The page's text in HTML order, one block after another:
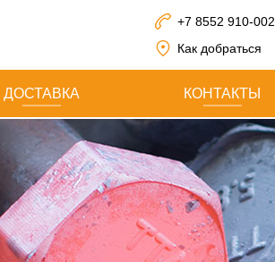
+7 8552 910-002
Как добраться
ДОСТАВКА КОНТАКТЫ